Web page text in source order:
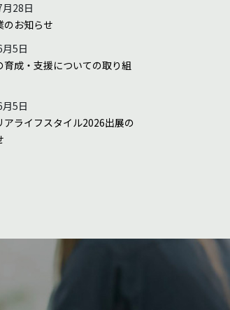
のお知らせ
28日
育成・支援についての取り組
5日
アライフスタイル2026出展の
5日